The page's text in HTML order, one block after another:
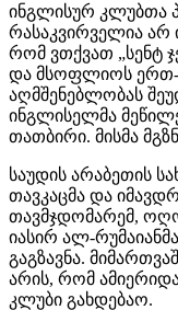
ინგლისურ კლუბთა
რასაკვირველია არ
რომ ვთქვათ „სენტ
და მსოფლიოს ერთ-
აღმშენებლობას
ინგლისელმა
თათბირი. მისმა
საუდის არაბეთის
თავკაცმა და
თავმჯდომარემ,
იასირ ალ-
გაგზავნა.
არის, რომ
კლუბი გახდებაო.